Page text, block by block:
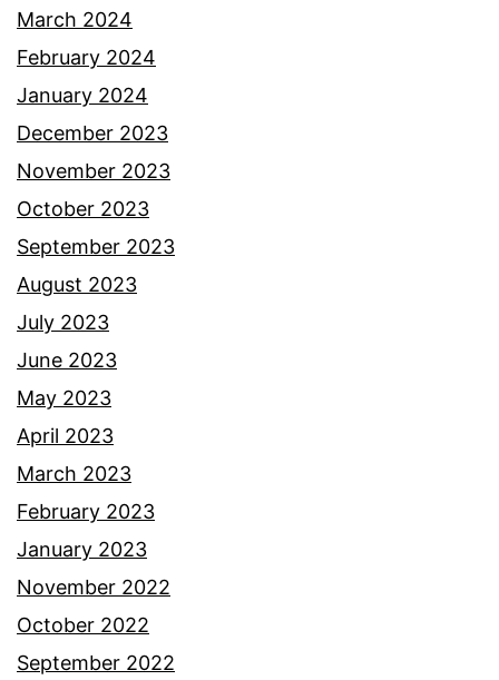
March 2024
February 2024
January 2024
December 2023
November 2023
October 2023
September 2023
August 2023
July 2023
June 2023
May 2023
April 2023
March 2023
February 2023
January 2023
November 2022
October 2022
September 2022